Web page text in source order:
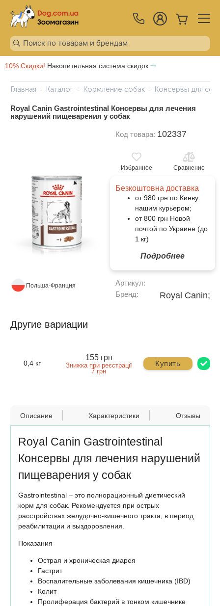
10% Скидки! Накопительная система скидок
Главная Каталог Кормление собак Консервы для
Royal Canin Gastrointestinal Консервы для лечения
нарушений пищеварения у собак
Польша-Франция
Код товара: 102337
Избранное Сравнение
Безкоштовна доставка
от 980 грн по Киеву
нашим курьером;
от 800 грн Новой
почтой по Украине (до
1 кг)
Подробнее
Артикул:
Бренд:
Royal Canin;
Другие вариации
0,4 кг
155 грн
Знижка при реєстрації
7 грн
Купить
Описание Характеристики Отзывы
Royal Canin Gastrointestinal
Консервы для лечения нарушений
пищеварения у собак
Gastrointestinal – это полнорационный диетический
корм для собак. Рекомендуется при острых
расстройствах желудочно-кишечного тракта, в период
реабилитации и выздоровления.
Показания
Острая и хроническая диарея
Гастрит
Воспалительные заболевания кишечника (IBD)
Колит
Пролиферация бактерий в тонком кишечнике